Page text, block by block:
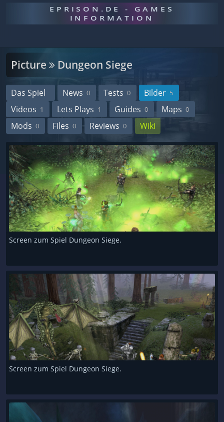
EPRISON.DE - GAMES
INFORMATION
Picture Dungeon Siege
Das Spiel News 0 Tests 0 Bilder 5
Videos 1 Lets Plays 1 Guides 0 Maps 0
Mods 0 Files 0 Reviews 0 Wiki
Screen zum Spiel Dungeon Siege.
Screen zum Spiel Dungeon Siege.